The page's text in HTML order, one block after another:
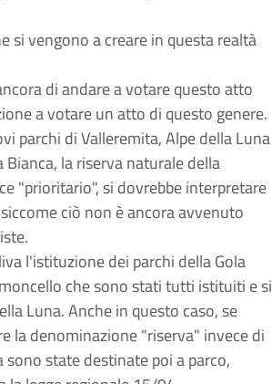
si vengono a creare in questa realtà
di andare a votare questo atto
a votare un atto di questo genere.
parchi di Valleremita, Alpe della Luna
la riserva naturale della
"prioritario", si dovrebbe interpretare
ciò non è ancora avvenuto
l'istituzione dei parchi della Gola
che sono stati tutti istituiti e si
Luna. Anche in questo caso, se
la denominazione "riserva" invece di
state destinate poi a parco,